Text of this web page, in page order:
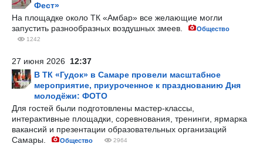
Фест»
На площадке около ТК «Амбар» все желающие могли
запустить разнообразных воздушных змеев.
Общество
1242
27 июня 2026 12:37
В ТК «Гудок» в Самаре провели масштабное
мероприятие, приуроченное к празднованию Дня
молодёжи: ФОТО
Для гостей были подготовлены мастер-классы,
интерактивные площадки, соревнования, тренинги, ярмарка
вакансий и презентации образовательных организаций
Самары.
Общество 2964